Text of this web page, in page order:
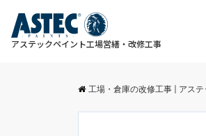
アステックペイント工場営繕・改修工事
工場・倉庫の改修工事 | アステ